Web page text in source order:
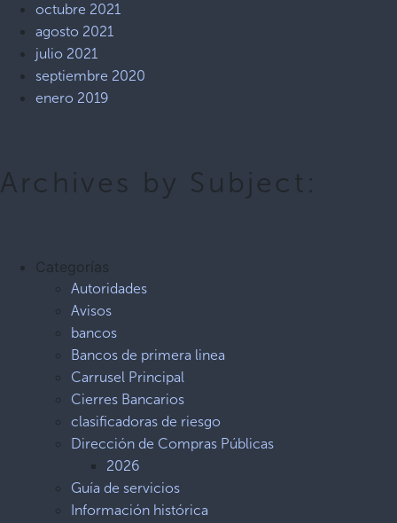
octubre 2021
agosto 2021
julio 2021
septiembre 2020
enero 2019
Archives by Subject:
Categorías
Autoridades
Avisos
bancos
Bancos de primera linea
Carrusel Principal
Cierres Bancarios
clasificadoras de riesgo
Dirección de Compras Públicas
2026
Guía de servicios
Información histórica